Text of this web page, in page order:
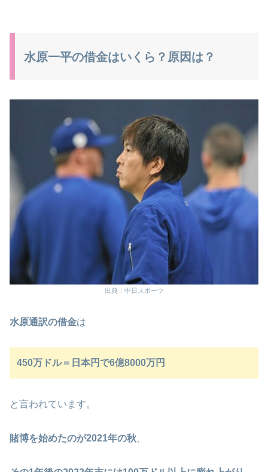
水原一平の借金はいくら？原因は？
出典：中日スポーツ
水原通訳の借金は
450万ドル＝日本円で6億8000万円
と言われています。
賭博を始めたのが2021年の秋